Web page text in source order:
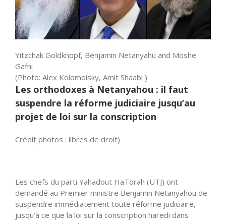
Yitzchak Goldknopf, Benjamin Netanyahu and Moshe
Gafni
(Photo: Alex Kolomoisky, Amit Shaabi )
Les orthodoxes à Netanyahou : il faut
suspendre la réforme judiciaire jusqu’au
projet de loi sur la conscription
Crédit photos : libres de droit)
Les chefs du parti Yahadout HaTorah (UTJ) ont
demandé au Premier ministre Benjamin Netanyahou de
suspendre immédiatement toute réforme judiciaire,
jusqu’à ce que la loi sur la conscription haredi dans